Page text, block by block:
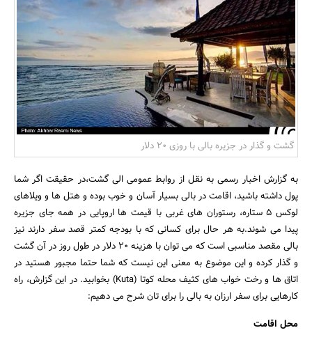
بانک، بیمه و سرمایه
مسکن و ساختمان
گشت و گذار در جزیره بالی با روزی ۲۰ دلار
به گزارش اخبار رسمی به نقل از روابط عمومی الی گشت،در حقیقت اگر شما
پول داشته باشید، اقامت در بالی بسیار آسان و خوب بوده و هتل ها و ویلاهای
لوکس ۵ ستاره، رستوران های غربی با قیمت ها اروپایی در همه جای جزیره
پیدا می شوند.به هر حال برای کسانی که با بودجه کمتر قصد سفر دارند نیز
بالی مقصد مناسبی است که می توان با هزینه ۲۰ دلار در طول روز در آن گشت
و گذار کرده و این موضوع به معنی این نیست که شما حتما مجبور هستید در
اتاق ها و رخت خواب های کثیف محله کوتا (Kuta) بخوابید. در این گزارش، راه
کارهایی برای سفر ارزان به بالی را برای تان شرح می دهیم:
محل اقامت